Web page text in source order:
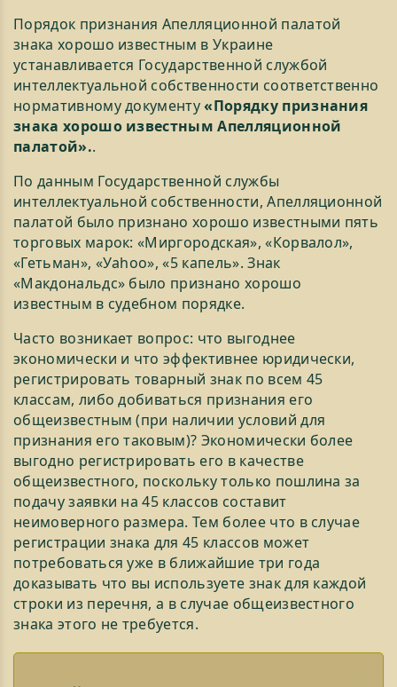
Порядок признания Апелляционной палатой
знака хорошо известным в Украине
устанавливается Государственной службой
интеллектуальной собственности соответственно
нормативному документу«Порядку признания
знака хорошо известным Апелляционной
палатой»..
По данным Государственной службы
интеллектуальной собственности, Апелляционной
палатой было признано хорошо известными пять
торговых марок: «Миргородская», «Корвалол»,
«Гетьман», «Уаhоо», «5 капель». Знак
«Макдональдс» было признано хорошо
известным в судебном порядке.
Часто возникает вопрос: что выгоднее
экономически и что эффективнее юридически,
регистрировать товарный знак по всем 45
классам, либо добиваться признания его
общеизвестным (при наличии условий для
признания его таковым)? Экономически более
выгодно регистрировать его в качестве
общеизвестного, поскольку только пошлина за
подачу заявки на 45 классов составит
неимоверного размера. Тем более что в случае
регистрации знака для 45 классов может
потребоваться уже в ближайшие три года
доказывать что вы используете знак для каждой
строки из перечня, а в случае общеизвестного
знака этого не требуется.